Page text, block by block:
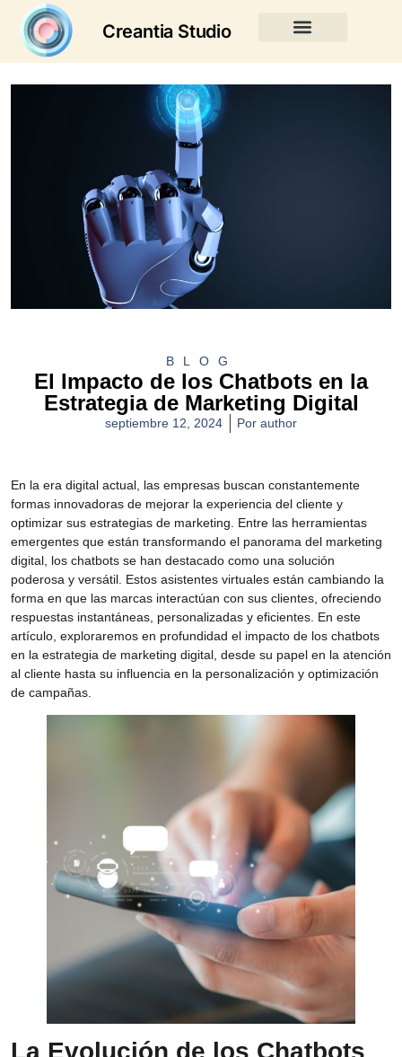
Creantia Studio
BLOG
El Impacto de los Chatbots en la
Estrategia de Marketing Digital
septiembre 12, 2024 Por author
En la era digital actual, las empresas buscan constantemente
formas innovadoras de mejorar la experiencia del cliente y
optimizar sus estrategias de marketing. Entre las herramientas
emergentes que están transformando el panorama del marketing
digital, los chatbots se han destacado como una solución
poderosa y versátil. Estos asistentes virtuales están cambiando la
forma en que las marcas interactúan con sus clientes, ofreciendo
respuestas instantáneas, personalizadas y eficientes. En este
artículo, exploraremos en profundidad el impacto de los chatbots
en la estrategia de marketing digital, desde su papel en la atención
al cliente hasta su influencia en la personalización y optimización
de campañas.